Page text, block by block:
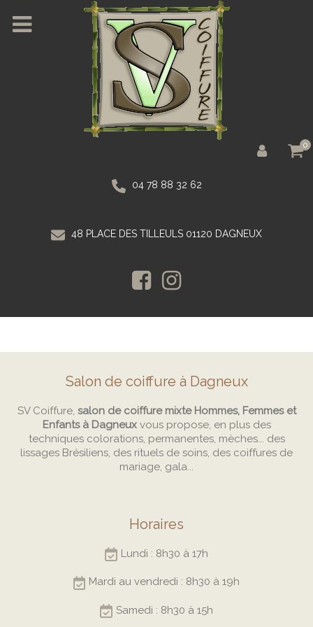
0
04 78 88 32 62
48 PLACE DES TILLEULS 01120 DAGNEUX
Salon de coiffure à Dagneux
SV Coiffure, salon de coiffure mixte Hommes, Femmes et
Enfants à Dagneuxvous propose, en plus des
techniques colorations, permanentes, mèches... des
lissages Brésiliens, des rituels de soins, des coiffures de
mariage, gala...
Horaires
Lundi : 8h30 à 17h
Mardi au vendredi : 8h30 à 19h
Samedi : 8h30 à 15h